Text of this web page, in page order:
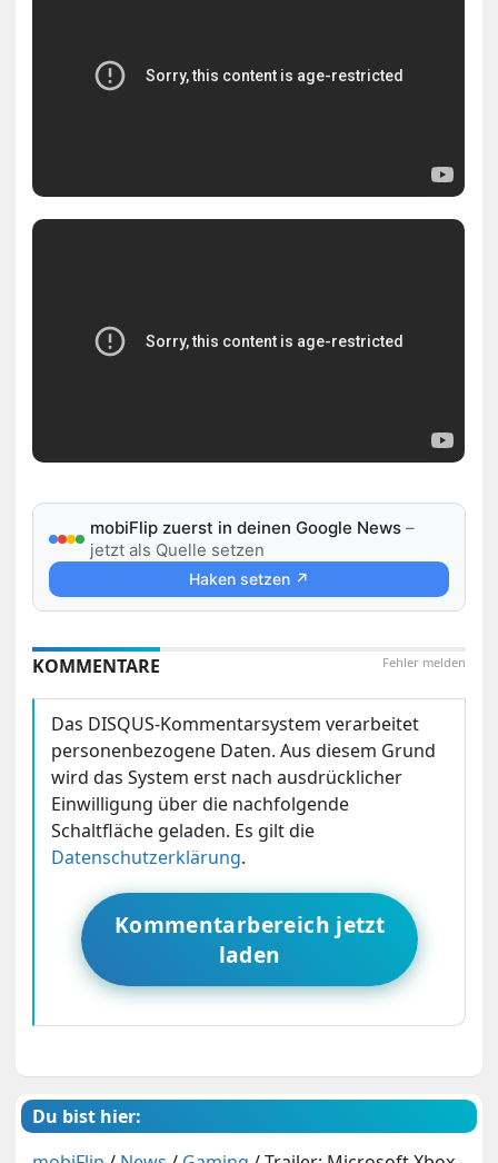
mobiFlip zuerst in deinen Google News –
jetzt als Quelle setzen
Haken setzen ↗
Fehler melden
KOMMENTARE
Das DISQUS-Kommentarsystem verarbeitet
personenbezogene Daten. Aus diesem Grund
wird das System erst nach ausdrücklicher
Einwilligung über die nachfolgende
Schaltfläche geladen. Es gilt die
Datenschutzerklärung.
Kommentarbereich jetzt
laden
Du bist hier: